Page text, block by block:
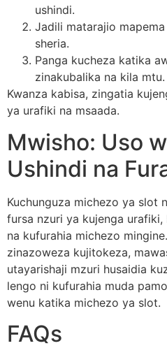
ushindi.
Jadili matarajio
sheria.
Panga kucheza katika
zinakubalika na kila mtu.
Kwanza kabisa, zingatia
ya urafiki na msaada.
Mwisho: Uso
Ushindi na
Kuchunguza michezo ya slot
fursa nzuri ya kujenga
na kufurahia michezo
zinazoweza kujitokeza,
utayarishaji mzuri husaidia
lengo ni kufurahia muda
wenu katika michezo ya slot.
FAQs